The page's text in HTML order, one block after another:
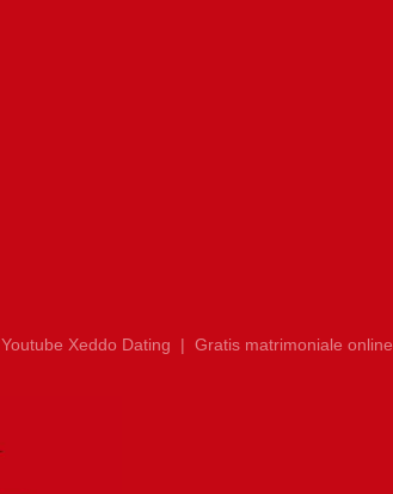
Youtube Xeddo Dating | Gratis matrimoniale online